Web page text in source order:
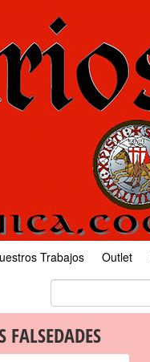
Trabajos Outlet